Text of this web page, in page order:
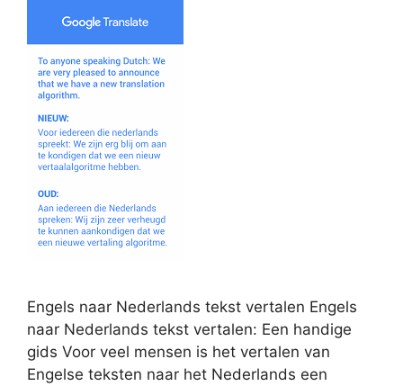
Engels naar Nederlands tekst vertalen Engels
naar Nederlands tekst vertalen: Een handige
gids Voor veel mensen is het vertalen van
Engelse teksten naar het Nederlands een